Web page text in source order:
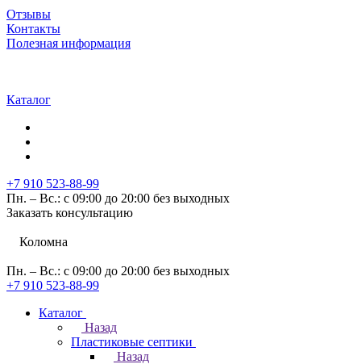
Отзывы
Контакты
Полезная информация
Каталог
+7 910 523-88-99
Пн. – Вс.: с 09:00 до 20:00 без выходных
Заказать консультацию
Коломна
Пн. – Вс.: с 09:00 до 20:00 без выходных
+7 910 523-88-99
Каталог
Назад
Пластиковые септики
Назад